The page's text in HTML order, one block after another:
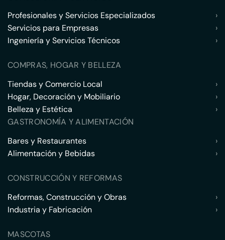
Profesionales y Servicios Especializados
›
Servicios para Empresas
›
Ingeniería y Servicios Técnicos
›
COMPRAS, HOGAR Y BELLEZA
Tiendas y Comercio Local
›
Hogar, Decoración y Mobiliario
›
Belleza y Estética
›
GASTRONOMÍA Y ALIMENTACIÓN
Bares y Restaurantes
›
Alimentación y Bebidas
›
CONSTRUCCIÓN Y REFORMAS
Reformas, Construcción y Obras
›
Industria y Fabricación
›
MASCOTAS